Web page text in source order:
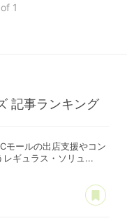
1
記事ランキング
モールの出店支援やコン
レギュラス・ソリュ...